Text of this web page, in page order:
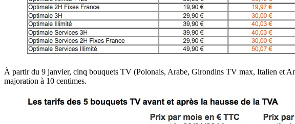
À partir du 9 janvier, cinq bouquets TV (Polonais, Arabe, Girondins TV max, Italien et
majoration à 10 centimes.